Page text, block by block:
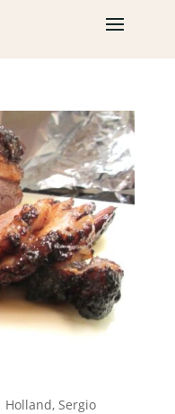
Holland, Sergio